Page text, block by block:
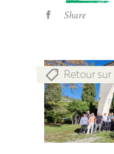
Share
Retour